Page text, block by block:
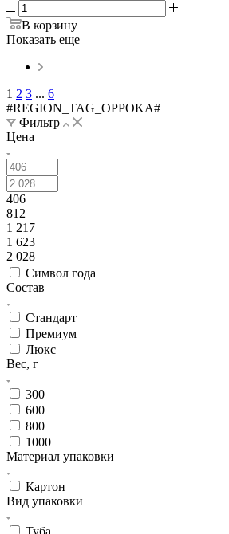
В корзину
Показать еще
1 2 3 ... 6
#REGION_TAG_OPPOKA#
Фильтр
Цена
406
812
1 217
1 623
2 028
Символ года
Состав
Стандарт
Премиум
Люкс
Вес, г
300
600
800
1000
Материал упаковки
Картон
Вид упаковки
Туба